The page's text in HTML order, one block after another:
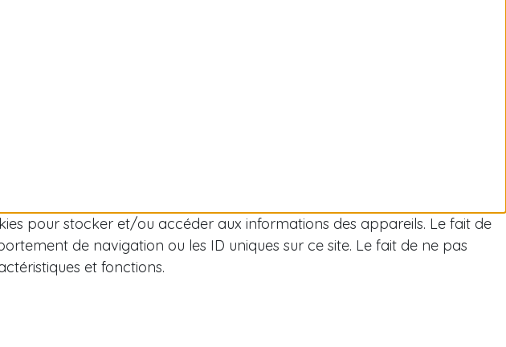
pour stocker et/ou accéder aux informations des appareils. Le fait de
de navigation ou les ID uniques sur ce site. Le fait de ne pas
et fonctions.